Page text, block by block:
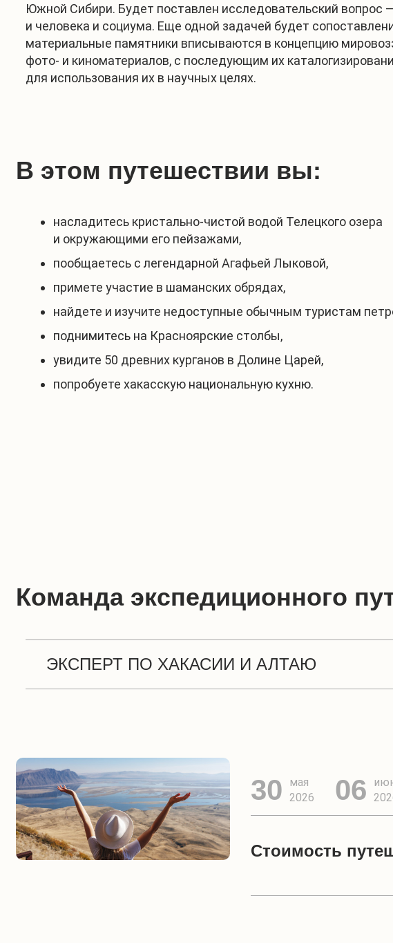
Южной Сибири. Будет поставлен исследовательский
и человека и социума. Еще одной задачей будет
материальные памятники вписываются в концепцию
фото- и киноматериалов, с последующим их
для использования их в научных целях.
В этом путешествии вы:
насладитесь кристально-чистой водой Телецкого озера
и окружающими его пейзажами,
пообщаетесь с легендарной Агафьей Лыковой,
примете участие в шаманских обрядах,
найдете и изучите недоступные обычным туристам
поднимитесь на Красноярские столбы,
увидите 50 древних курганов в Долине Царей,
попробуете хакасскую национальную кухню.
Команда экспедиционного
ЭКСПЕРТ ПО ХАКАСИИ И АЛТАЮ
30
мая
2026
06
Стоимость